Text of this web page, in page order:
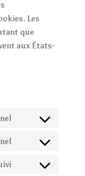
Les
que
aux États-
Consent
wordpress
Consent
Consent